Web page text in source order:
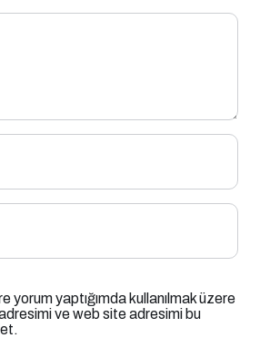
yorum yaptığımda kullanılmak üzere
ve web site adresimi bu